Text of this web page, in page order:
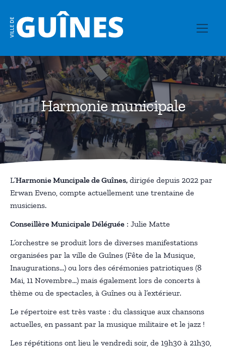
Harmonie municipale
L’Harmonie Muncipale de Guînes, dirigée depuis 2022 par
Erwan Eveno, compte actuellement une trentaine de
musiciens.
Conseillère Municipale Déléguée : Julie Matte
L’orchestre se produit lors de diverses manifestations
organisées par la ville de Guînes (Fête de la Musique,
Inaugurations…) ou lors des cérémonies patriotiques (8
Mai, 11 Novembre…) mais également lors de concerts à
thème ou de spectacles, à Guînes ou à l’extérieur.
Le répertoire est très vaste : du classique aux chansons
actuelles, en passant par la musique militaire et le jazz !
Les répétitions ont lieu le vendredi soir, de 19h30 à 21h30,